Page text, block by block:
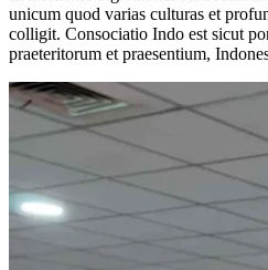
unicum quod varias culturas et
colligit. Consociatio Indo est sicut
praeteritorum et praesentium,